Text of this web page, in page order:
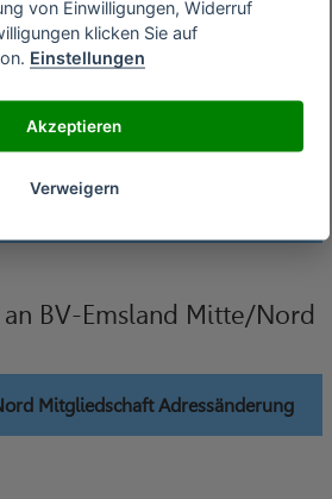
an BV-
senden
Nord Mitgliedschaft Änderung
BV-Emsland Mitte/Nord
Mitgliedschaft Adressänderung
von Einwilligungen, Widerruf
klicken Sie auf
Einstellungen
Akzeptieren
Verweigern